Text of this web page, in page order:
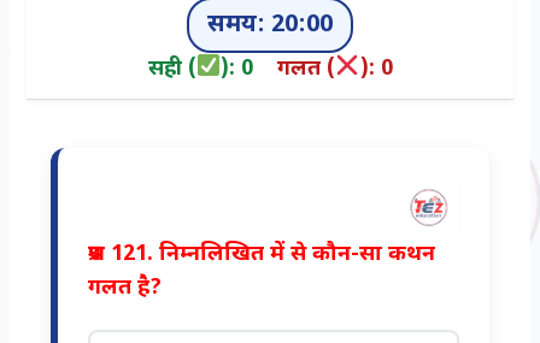
समय: 20:00
सही ( ): 0 गलत ( ): 0
प्रश्न 121. निम्नलिखित में से कौन-सा कथन
गलत है?